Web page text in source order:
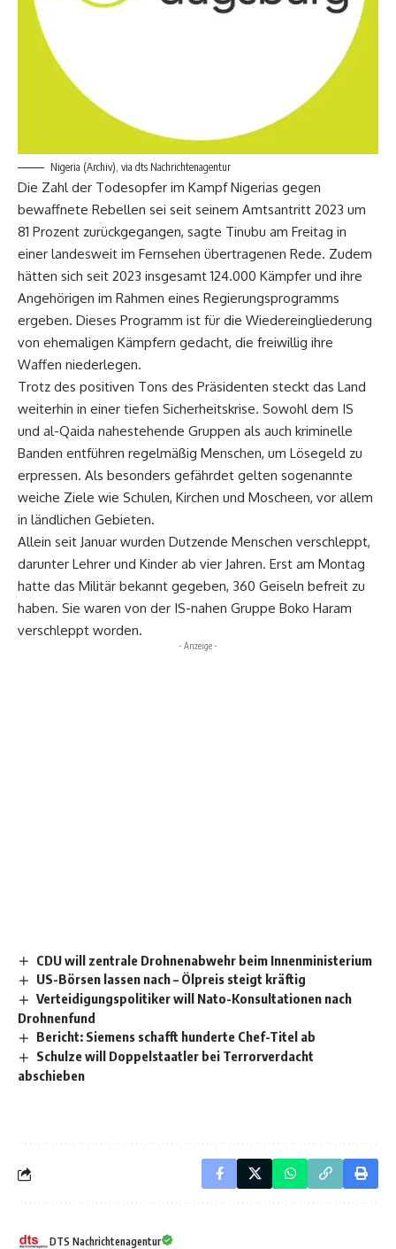
Nigeria (Archiv), via dts Nachrichtenagentur
Die Zahl der Todesopfer im Kampf Nigerias gegen
bewaffnete Rebellen sei seit seinem Amtsantritt 2023 um
81 Prozent zurückgegangen, sagte Tinubu am Freitag in
einer landesweit im Fernsehen übertragenen Rede. Zudem
hätten sich seit 2023 insgesamt 124.000 Kämpfer und ihre
Angehörigen im Rahmen eines Regierungsprogramms
ergeben. Dieses Programm ist für die Wiedereingliederung
von ehemaligen Kämpfern gedacht, die freiwillig ihre
Waffen niederlegen.
Trotz des positiven Tons des Präsidenten steckt das Land
weiterhin in einer tiefen Sicherheitskrise. Sowohl dem IS
und al-Qaida nahestehende Gruppen als auch kriminelle
Banden entführen regelmäßig Menschen, um Lösegeld zu
erpressen. Als besonders gefährdet gelten sogenannte
weiche Ziele wie Schulen, Kirchen und Moscheen, vor allem
in ländlichen Gebieten.
Allein seit Januar wurden Dutzende Menschen verschleppt,
darunter Lehrer und Kinder ab vier Jahren. Erst am Montag
hatte das Militär bekannt gegeben, 360 Geiseln befreit zu
haben. Sie waren von der IS-nahen Gruppe Boko Haram
verschleppt worden.
- Anzeige -
CDU will zentrale Drohnenabwehr beim Innenministerium
US-Börsen lassen nach – Ölpreis steigt kräftig
Verteidigungspolitiker will Nato-Konsultationen nach
Drohnenfund
Bericht: Siemens schafft hunderte Chef-Titel ab
Schulze will Doppelstaatler bei Terrorverdacht
abschieben
DTS Nachrichtenagentur